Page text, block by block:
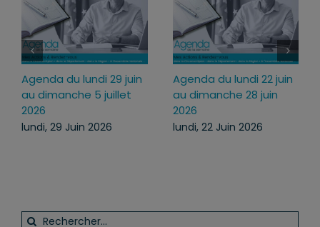
29 juin
5 juillet
Agenda du lundi 22 juin
au dimanche 28 juin
lundi, 22 Juin 2026
Agenda du lundi
juillet au
lundi, 13 Juil 2026
Rechercher: